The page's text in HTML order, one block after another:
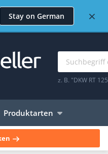
Stay on German ×
z. B. "DKW RT
Produktarten